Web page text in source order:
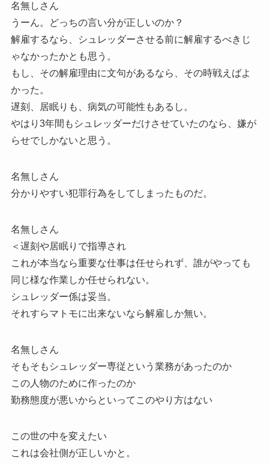
名無しさん
うーん。どっちの言い分が正しいのか？
解雇するなら、シュレッダーさせる前に解雇するべきじ
ゃなかったかとも思う。
もし、その解雇理由に文句があるなら、その時戦えばよ
かった。
遅刻、居眠りも、病気の可能性もあるし。
やはり3年間もシュレッダーだけさせていたのなら、嫌が
らせでしかないと思う。
名無しさん
分かりやすい犯罪行為をしてしまったものだ。
名無しさん
＜遅刻や居眠りで指導され
これが本当なら重要な仕事は任せられず、誰がやっても
同じ様な作業しか任せられない。
シュレッダー係は妥当。
それすらマトモに出来ないなら解雇しか無い。
名無しさん
そもそもシュレッダー専従という業務があったのか
この人物のために作ったのか
勤務態度が悪いからといってこのやり方はない
この世の中を変えたい
これは会社側が正しいかと。